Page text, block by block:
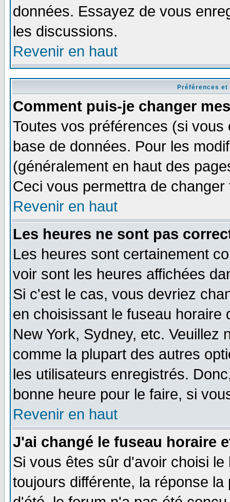
données. Essayez de vous
les discussions.
Revenir en haut
Préférences
Comment puis-je changer
Toutes vos préférences (si
base de données. Pour les
(généralement en haut des
Ceci vous permettra de
Revenir en haut
Les heures ne sont pas
Les heures sont certainement
voir sont les heures affichées
Si c'est le cas, vous devriez
en choisissant le fuseau
New York, Sydney, etc. Veuillez
comme la plupart des autres
les utilisateurs enregistrés.
bonne heure pour le faire, si
Revenir en haut
J'ai changé le fuseau horaire
Si vous êtes sûr d'avoir choisi
toujours différente, la réponse